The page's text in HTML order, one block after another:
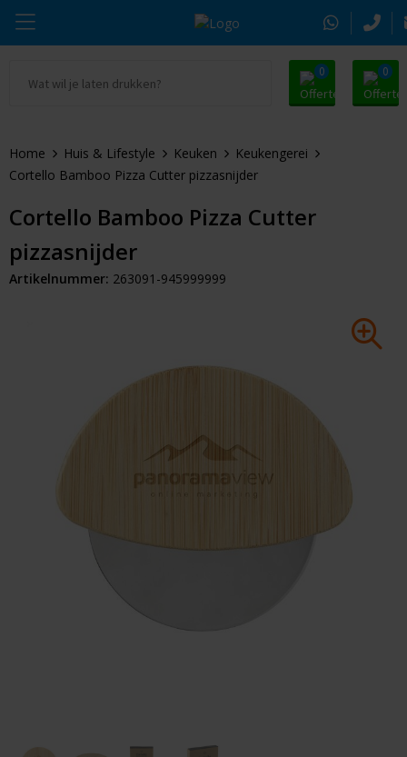
0 0
Drinkwaren
Tassen & Reizen
Sleutelhangers & Tools
Huis & Lifestyle
Auto & Veiligheid
Gezondheid & Verzorging
Alle promosnoepje
Zomer
Kerst
Thule
Alle merken
Home Huis & Lifestyle Keuken
Keukengerei
Cortello Bamboo Pizza Cutter pizzasnijder
Cortello Bamboo Pizza Cutter
pizzasnijder
Artikelnummer: 263091-945999999